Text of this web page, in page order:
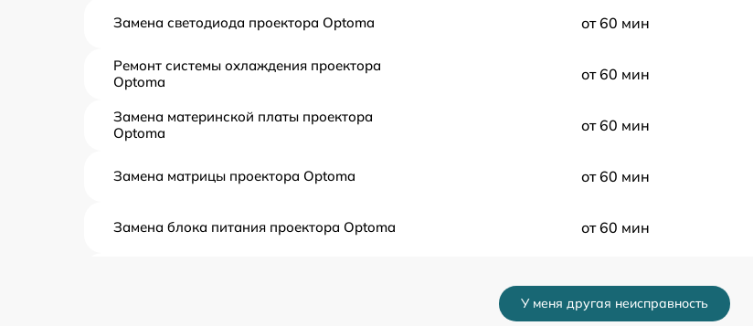
Замена светодиода проектора Optoma от 60 мин
Ремонт системы охлаждения проектора
Optoma
от 60 мин
Замена материнской платы проектора
Optoma
от 60 мин
Замена матрицы проектора Optoma от 60 мин
Замена блока питания проектора Optoma от 60 мин
У меня другая неисправность